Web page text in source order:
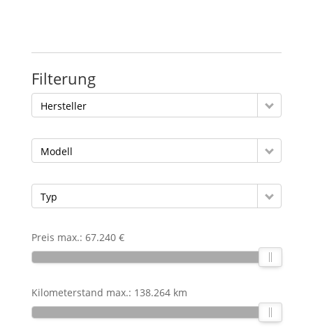
Filterung
Hersteller
Modell
Typ
Preis max.: 67.240 €
Kilometerstand max.: 138.264 km